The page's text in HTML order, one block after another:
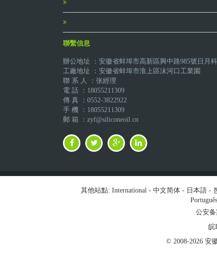
聯繫信息
辦公地址 ：安徽省蚌埠市高新區興中路985號日月
工廠地址 ：安徽省蚌埠市淮上區沫河口工業園
聯 系 人 ：张經理
電 話 ：18055211309
傳 真 ：0552-3822922
手 機 ：18055211309
郵 箱 ：zyf@siliconeoil.cn
其他站點: International- 中文简体- 日本語-
Português
公安备
皖
© 2008-2026 安